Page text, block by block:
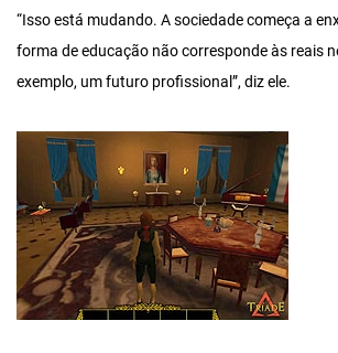
“Isso está mudando. A sociedade começa a
forma de educação não corresponde às reais
exemplo, um futuro profissional”, diz ele.